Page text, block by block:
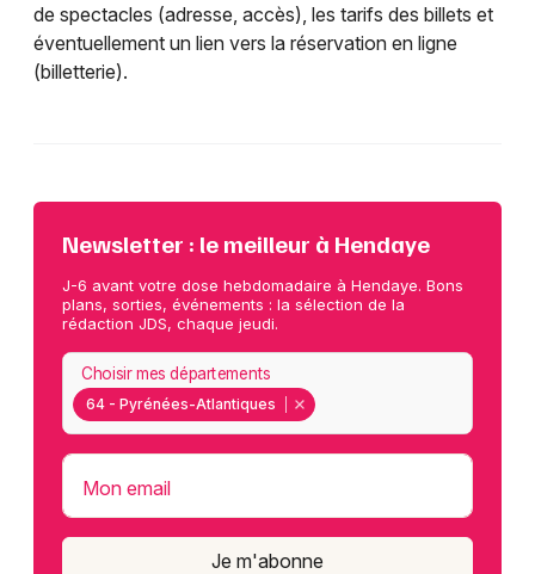
de spectacles (adresse, accès), les tarifs des billets et
éventuellement un lien vers la réservation en ligne
(billetterie).
Newsletter : le meilleur à Hendaye
J-6 avant votre dose hebdomadaire à Hendaye. Bons
plans, sorties, événements : la sélection de la
rédaction JDS, chaque jeudi.
64 - Pyrénées-Atlantiques
Choisir mes départements
Mon email
Je m'abonne